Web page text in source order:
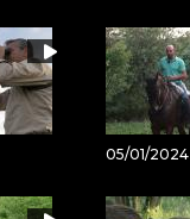
05/01/2024